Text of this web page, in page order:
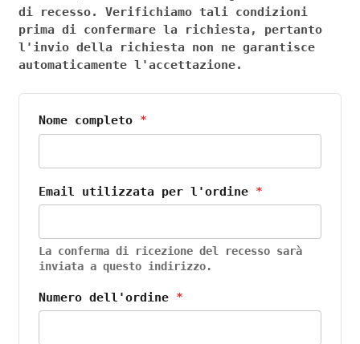
di recesso. Verifichiamo tali condizioni
prima di confermare la richiesta, pertanto
l'invio della richiesta non ne garantisce
automaticamente l'accettazione.
Nome completo *
Email utilizzata per l'ordine *
La conferma di ricezione del recesso sarà
inviata a questo indirizzo.
Numero dell'ordine *